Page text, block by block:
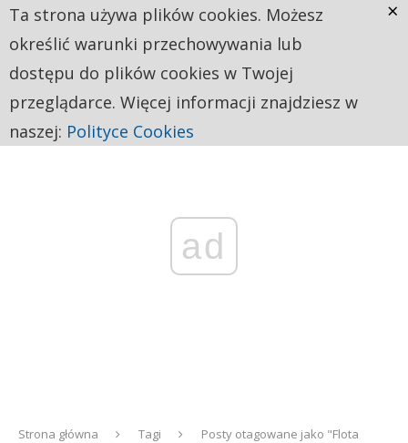
ad
Strona główna Tagi
Posty otagowane jako "Flota
Ta strona używa plików cookies. Możesz
określić warunki przechowywania lub
dostępu do plików cookies w Twojej
przeglądarce. Więcej informacji znajdziesz w
naszej: Polityce Cookies
×